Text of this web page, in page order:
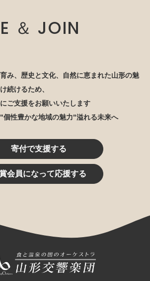
＆ JOIN
み、歴史と文化、自然に恵まれた山形の魅
続けるため、
ご支援をお願いいたします
性豊かな地域の魅力"溢れる未来へ
寄付で支援する
会員になって応援する